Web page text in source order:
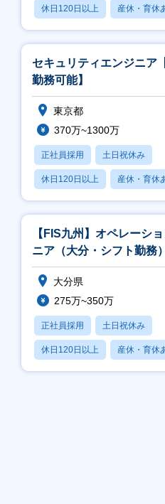
休日120日以上 産休・育休
賞与あり
セキュリティエンジニア
勤務可能】
東京都
370万~1300万
正社員採用 土日祝休み
休日120日以上 産休・育休
賞与あり
【FIS九州】オペレーシ
ニア（大分・シフト勤務）
大分県
275万~350万
正社員採用 土日祝休み
休日120日以上 産休・育休
賞与あり